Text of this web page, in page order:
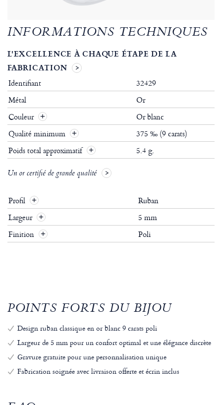
INFORMATIONS TECHNIQUES
L'EXCELLENCE À CHAQUE ÉTAPE DE LA
FABRICATION
Identifiant
32429
Métal
Or
Couleur
Or blanc
Qualité minimum
375 ‰ (9 carats)
Poids total approximatif
5.4 g.
Un or certifié de grande qualité
Profil +
Ruban
Largeur +
5 mm
Finition
+ Poli
POINTS FORTS DU BIJOU
Design ruban classique en or blanc 9 carats poli
Largeur de 5 mm pour un confort optimal et une élégance discrète
Gravure gratuite pour une personnalisation unique
Fabrication soignée avec livraison offerte et écrin inclus